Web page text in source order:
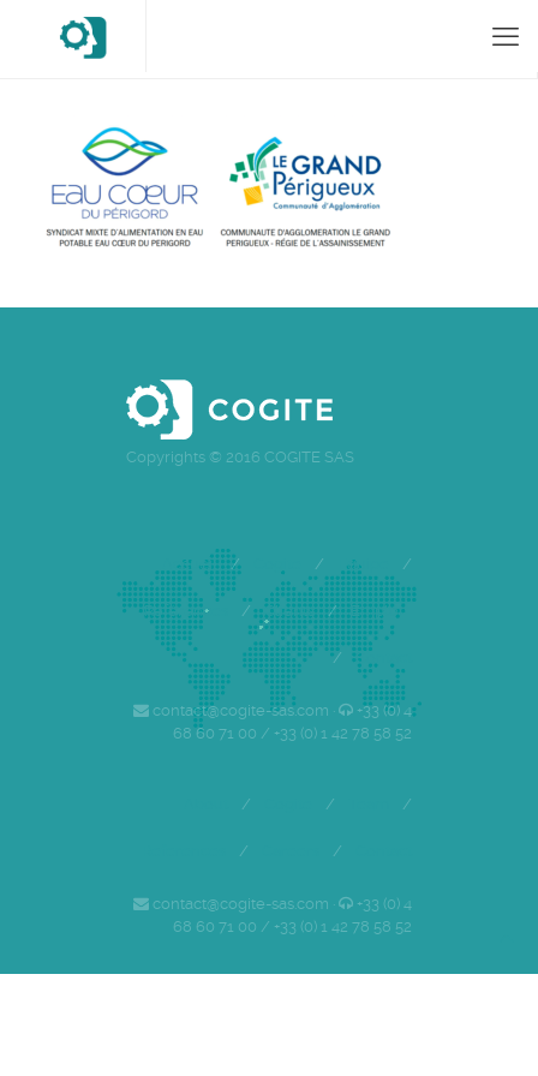
Copyrights © 2016 COGITE SAS
Accueil / / Equipe /
Références / Clients / Emploi
/ Contact
contact@cogite-sas.com ·
+33 (0) 4
68 60 71 00 / +33 (0) 1 42 78 58 52
/ / /
/ /
contact@cogite-sas.com ·
+33 (0) 4
68 60 71 00 / +33 (0) 1 42 78 58 52